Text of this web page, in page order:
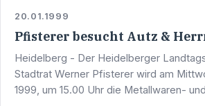
20.01.1999
Pfisterer besucht Autz &
Heidelberg - Der Heidelberger
Stadtrat Werner Pfisterer wird am
1999, um 15.00 Uhr die Metallwaren-